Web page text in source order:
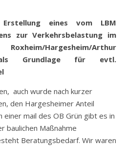
eines vom LBM
zur Verkehrsbelastung im
Hargesheim/Arthur
Grundlage für evtl.
auch wurde nach kurzer
den Hargesheimer Anteil
einer mail des OB Grün gibt es in
baulichen Maßnahme
Beratungsbedarf. Wir waren